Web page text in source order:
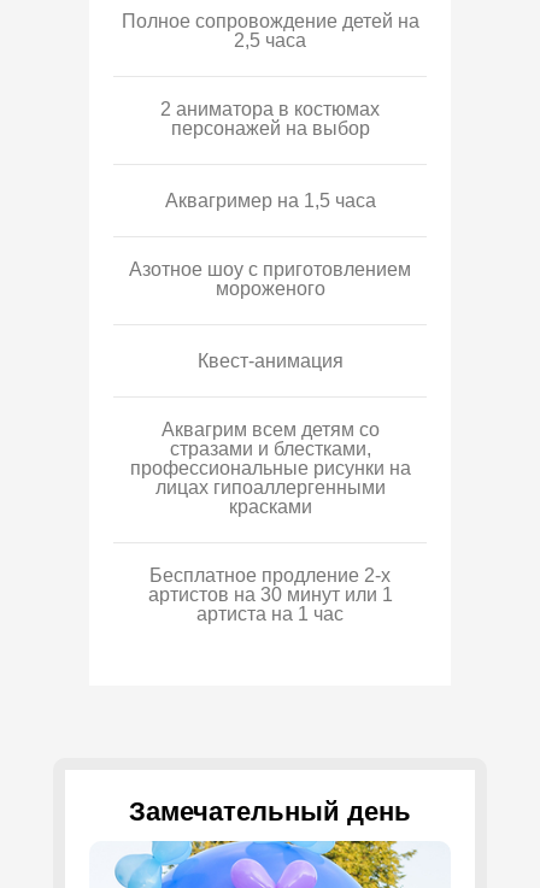
Полное сопровождение детей на
2,5 часа
2 аниматора в костюмах
персонажей на выбор
Аквагример на 1,5 часа
Азотное шоу с приготовлением
мороженого
Квест-анимация
Аквагрим всем детям со
стразами и блестками,
профессиональные рисунки на
лицах гипоаллергенными
красками
Бесплатное продление 2-х
артистов на 30 минут или 1
артиста на 1 час
Замечательный день